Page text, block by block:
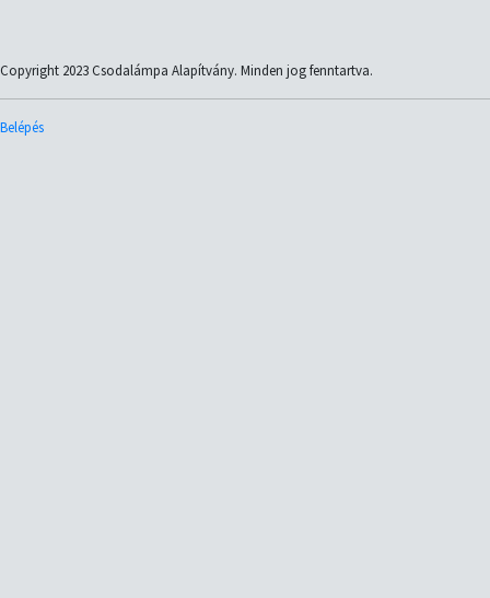
Copyright 2023 Csodalámpa Alapítvány. Minden jog fenntartva.
Belépés